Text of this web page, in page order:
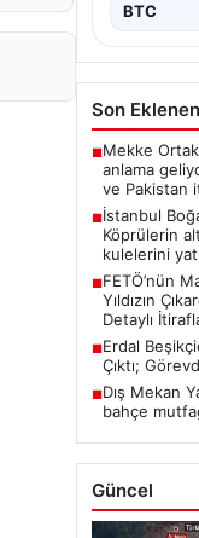
BTC
Son
■Mekke
anlama
ve Pakistan
■İstanbul
Köprülerin
kulelerini
■FETÖ’nün
Yıldızın
Detaylı
■Erdal
Çıktı;
■Dış Mekan
bahçe
Güncel